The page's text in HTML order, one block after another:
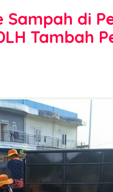
di
Tambah